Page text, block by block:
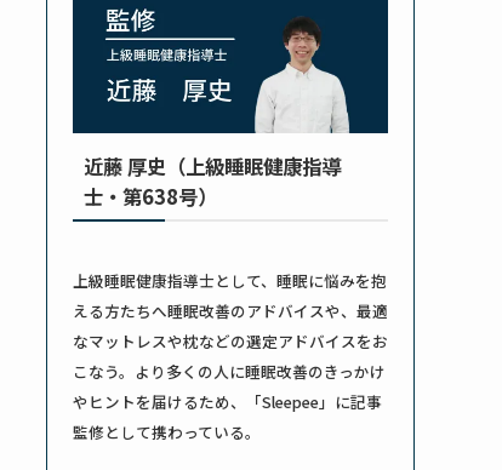
近藤 厚史（上級睡眠健康指導
士・第638号）
上級睡眠健康指導士として、睡眠に悩みを抱
える方たちへ睡眠改善のアドバイスや、最適
なマットレスや枕などの選定アドバイスをお
こなう。より多くの人に睡眠改善のきっかけ
やヒントを届けるため、「Sleepee」に記事
監修として携わっている。